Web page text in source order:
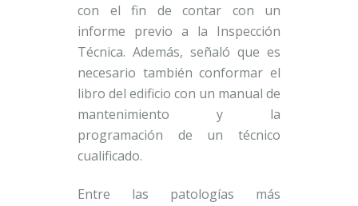
con el fin de contar con un
informe previo a la Inspección
Técnica. Además, señaló que es
necesario también conformar el
libro del edificio con un manual de
mantenimiento y la
programación de un técnico
cualificado.
Entre las patologías más